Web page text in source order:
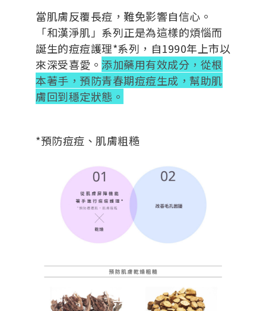
當肌膚反覆長痘，難免影響自信心。
「和漢淨肌」系列正是為這樣的煩惱而
誕生的痘痘護理*系列，自1990年上市以
來深受喜愛。 添加藥用有效成分，從根
本著手，預防青春期痘痘生成，幫助肌
膚回到穩定狀態。
*預防痘痘、肌膚粗糙